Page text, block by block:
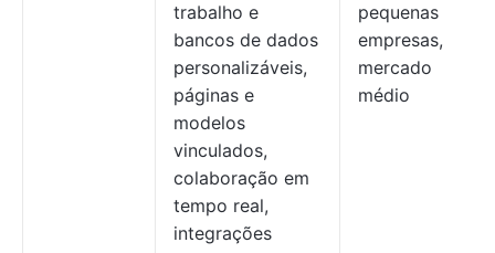
trabalho e
bancos de dados
personalizáveis,
páginas e
modelos
vinculados,
colaboração em
tempo real,
integrações
pequenas
empresas,
mercado
médio